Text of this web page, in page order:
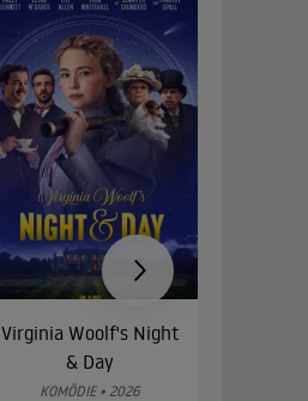
Virginia Woolf's Night
& Day
KOMÖDIE • 2026